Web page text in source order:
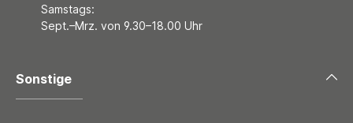
Samstags:
Sept.–Mrz. von 9.30–18.00 Uhr
Sonstige